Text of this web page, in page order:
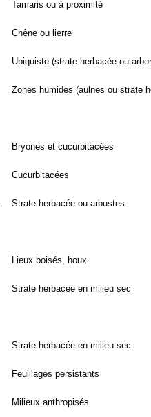
Tamaris ou à proximité
Chêne ou lierre
Ubiquiste (strate herbacée ou
Zones humides (aulnes ou strate
Bryones et cucurbitacées
Cucurbitacées
Strate herbacée ou arbustes
Lieux boisés, houx
Strate herbacée en milieu sec
Strate herbacée en milieu sec
Feuillages persistants
Milieux anthropisés